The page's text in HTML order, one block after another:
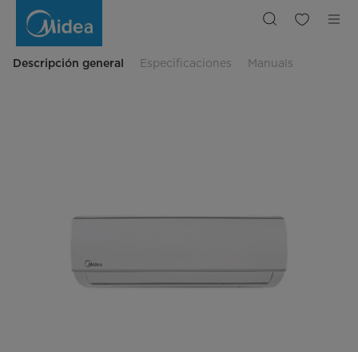
Descripción general Especificaciones Manuals